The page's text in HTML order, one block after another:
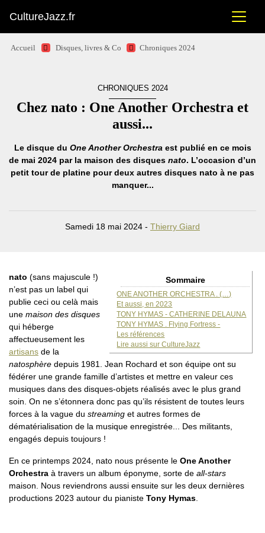
CultureJazz.fr
Accueil Disques, livres & Co Chroniques 2024
CHRONIQUES 2024
Chez nato : One Another Orchestra et
aussi...
Le disque du One Another Orchestra est publié en ce mois
de mai 2024 par la maison des disques nato. L’occasion d’un
petit tour de platine pour deux autres disques nato à ne pas
manquer...
Samedi 18 mai 2024 - Thierry Giard
Sommaire
ONE ANOTHER ORCHESTRA . (…)
Et aussi, en 2023
TONY HYMAS - CATHERINE DELAUNA
TONY HYMAS . Flying Fortress -
Les références
Lire aussi sur CultureJazz
nato (sans majuscule !)
n’est pas un label qui
publie ceci ou celà mais
une maison des disques
qui héberge
affectueusement les
artisans de la
natosphère depuis 1981. Jean Rochard et son équipe ont su
fédérer une grande famille d’artistes et mettre en valeur ces
musiques dans des disques-objets réalisés avec le plus grand
soin. On ne s’étonnera donc pas qu’ils résistent de toutes leurs
forces à la vague du streaming et autres formes de
dématérialisation de la musique enregistrée... Des militants,
engagés depuis toujours !
En ce printemps 2024, nato nous présente le One Another
Orchestra à travers un album éponyme, sorte de all-stars
maison. Nous reviendrons aussi ensuite sur les deux dernières
productions 2023 autour du pianiste Tony Hymas